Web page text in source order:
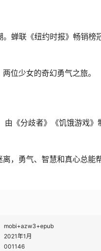
蝉联《纽约时报》畅销榜
位少女的奇幻勇气之旅。
《分歧者》《饥饿游戏》
，勇气、智慧和真心总能
mobi+azw3+epub
2021年1月
001146